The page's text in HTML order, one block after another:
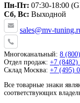
Пн-Пт: 07:30-18:00
Сб, Вс: Выходной
sales@mv-
Многоканальный: 8
Отдел продаж: +7 (8482)
Склад Москва: +7 (495)
Все товарные знаки
соответствующих